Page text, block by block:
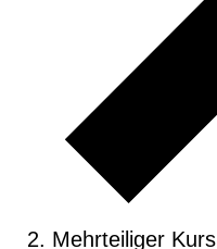
Mehrteiliger Kurs